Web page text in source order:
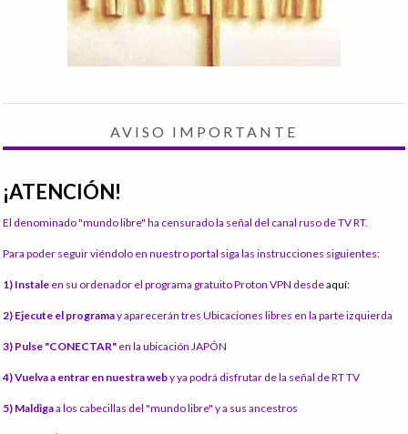
AVISO IMPORTANTE
¡ATENCIÓN!
El denominado "mundo libre" ha censurado la señal del canal ruso de TV RT.
Para poder seguir viéndolo en nuestro portal siga las instrucciones siguientes:
1) Instale en su ordenador el programa gratuito Proton VPN desdeaquí:
2) Ejecute el programay aparecerán tres Ubicaciones libres en la parte izquierda
3) Pulse "CONECTAR" en la ubicación JAPÓN
4) Vuelva a entrar en nuestra weby ya podrá disfrutar de la señal de RT TV
5) Maldigaa los cabecillas del "mundo libre" y a sus ancestros